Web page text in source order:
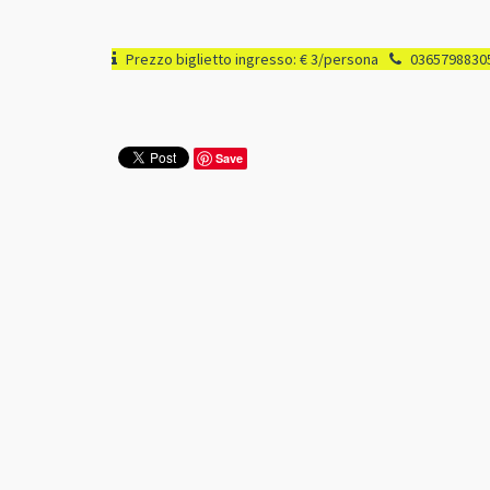
Prezzo biglietto ingresso: € 3/persona
Save